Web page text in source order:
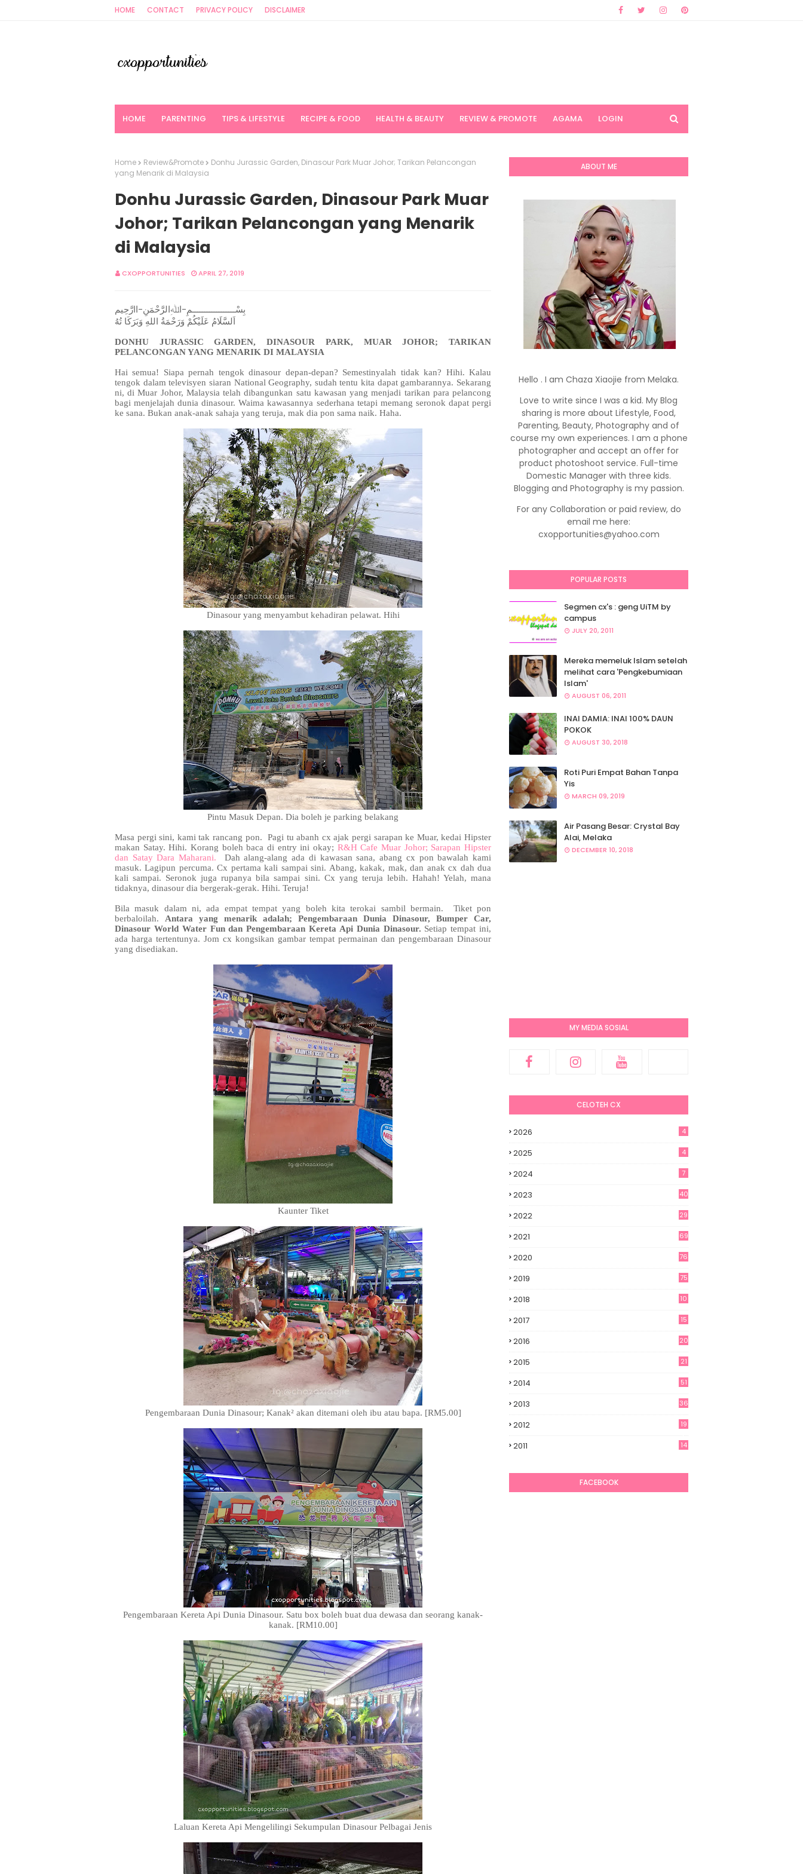
HOME CONTACT PRIVACY POLICY DISCLAIMER
HOME PARENTING TIPS & LIFESTYLE RECIPE & FOOD HEALTH & BEAUTY REVIEW & PROMOTE AGAMA LOGIN
Home Review&Promote
Donhu Jurassic Garden, Dinasour Park Muar Johor; Tarikan Pelancongan
yang Menarik di Malaysia
Donhu Jurassic Garden, Dinasour Park Muar
Johor; Tarikan Pelancongan yang Menarik
di Malaysia
CXOPPORTUNITIES APRIL 27, 2019
بِسْــــــــــــــــــمِ-اﷲِالرَّحْمَنِ-اارَّحِيم
اَلسَّلَامُ عَلَيْكُمْ وَرَحْمَةُ اللهِ وَبَرَكَا تُهُ
DONHU JURASSIC GARDEN, DINASOUR PARK, MUAR JOHOR; TARIKAN
PELANCONGAN YANG MENARIK DI MALAYSIA
Hai semua! Siapa pernah tengok dinasour depan-depan? Semestinyalah tidak kan? Hihi. Kalau
tengok dalam televisyen siaran National Geography, sudah tentu kita dapat gambarannya. Sekarang
ni, di Muar Johor, Malaysia telah dibangunkan satu kawasan yang menjadi tarikan para pelancong
bagi menjelajah dunia dinasour. Waima kawasannya sederhana tetapi memang seronok dapat pergi
ke sana. Bukan anak-anak sahaja yang teruja, mak dia pon sama naik. Haha.
Dinasour yang menyambut kehadiran pelawat. Hihi
Pintu Masuk Depan. Dia boleh je parking belakang
Masa pergi sini, kami tak rancang pon. Pagi tu abanh cx ajak pergi sarapan ke Muar, kedai Hipster
makan Satay. Hihi. Korang boleh baca di entry ini okay; R&H Cafe Muar Johor; Sarapan Hipster
dan Satay Dara Maharani. Dah alang-alang ada di kawasan sana, abang cx pon bawalah kami
masuk. Lagipun percuma. Cx pertama kali sampai sini. Abang, kakak, mak, dan anak cx dah dua
kali sampai. Seronok juga rupanya bila sampai sini. Cx yang teruja lebih. Hahah! Yelah, mana
tidaknya, dinasour dia bergerak-gerak. Hihi. Teruja!
Bila masuk dalam ni, ada empat tempat yang boleh kita terokai sambil bermain. Tiket pon
berbaloilah. Antara yang menarik adalah; Pengembaraan Dunia Dinasour, Bumper Car,
Dinasour World Water Fun dan Pengembaraan Kereta Api Dunia Dinasour. Setiap tempat ini,
ada harga tertentunya. Jom cx kongsikan gambar tempat permainan dan pengembaraan Dinasour
yang disediakan.
Kaunter Tiket
Pengembaraan Dunia Dinasour; Kanak² akan ditemani oleh ibu atau bapa. [RM5.00]
Pengembaraan Kereta Api Dunia Dinasour. Satu box boleh buat dua dewasa dan seorang kanak-
kanak. [RM10.00]
Laluan Kereta Api Mengelilingi Sekumpulan Dinasour Pelbagai Jenis
ABOUT ME
Hello . I am Chaza Xiaojie from Melaka.
Love to write since I was a kid. My Blog
sharing is more about Lifestyle, Food,
Parenting, Beauty, Photography and of
course my own experiences. I am a phone
photographer and accept an offer for
product photoshoot service. Full-time
Domestic Manager with three kids.
Blogging and Photography is my passion.
For any Collaboration or paid review, do
email me here:
cxopportunities@yahoo.com
POPULAR POSTS
Segmen cx's : geng UiTM by
campus
JULY 20, 2011
Mereka memeluk Islam setelah
melihat cara 'Pengkebumiaan
Islam'
AUGUST 06, 2011
INAI DAMIA: INAI 100% DAUN
POKOK
AUGUST 30, 2018
Roti Puri Empat Bahan Tanpa
Yis
MARCH 09, 2019
Air Pasang Besar: Crystal Bay
Alai, Melaka
DECEMBER 10, 2018
MY MEDIA SOSIAL
CELOTEH CX
2026 4
2025 4
2024 7
2023 40
2022 29
2021 69
2020 76
2019 75
2018 10
2017 15
2016 20
2015 21
2014 51
2013 36
2012
19
2011
14
FACEBOOK